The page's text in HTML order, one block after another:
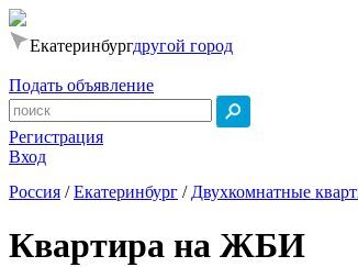
Екатеринбургдругой город
Подать объявление
Регистрация
Вход
Россия /Екатеринбург / Двухкомнатные
Квартира на ЖБИ